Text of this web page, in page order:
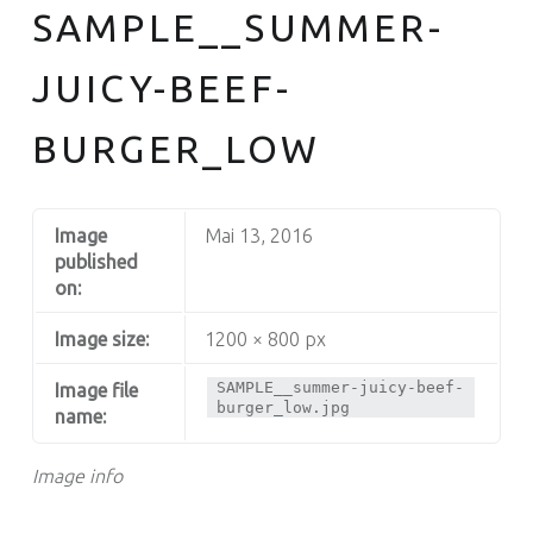
SAMPLE__SUMMER-
JUICY-BEEF-
BURGER_LOW
Image info
Image
published
on:
Mai 13, 2016
Image size: 1200 × 800 px
Image file
name:
SAMPLE__summer-juicy-beef-
burger_low.jpg